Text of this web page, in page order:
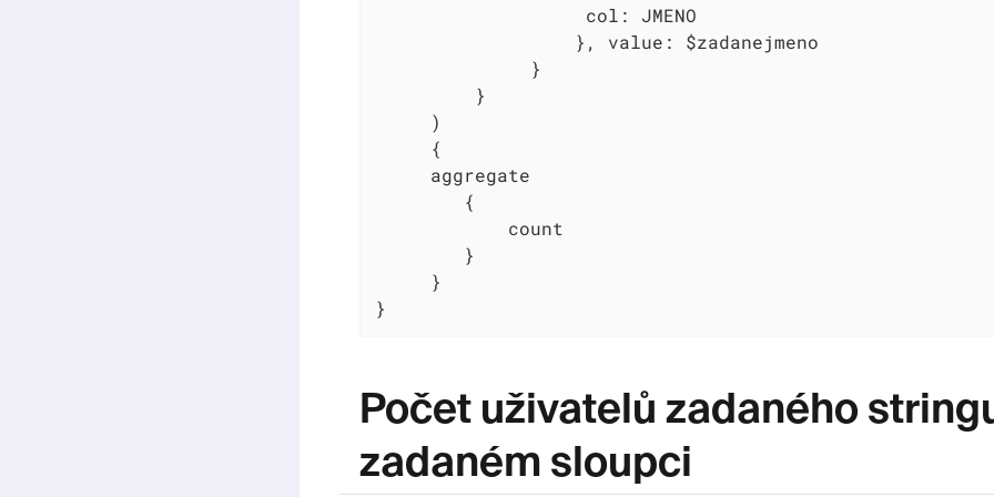
                   col: JMENO
                  }, value: $zadanejmeno
              }
         }
     )
     {
     aggregate
        {
            count
        }
     }
}
Počet uživatelů zadaného
zadaném sloupci